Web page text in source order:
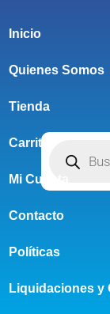
Inicio
Quienes Somos
Tienda
Carrito
Mi Cuenta
Contacto
Políticas
Liquidaciones y